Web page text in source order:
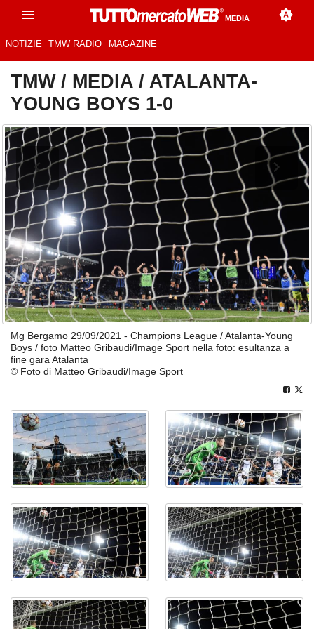
MEDIA
NOTIZIE TMW RADIO MAGAZINE
TMW/ MEDIA / ATALANTA-
YOUNG BOYS 1-0
Mg Bergamo 29/09/2021 - Champions League / Atalanta-Young
Boys / foto Matteo Gribaudi/Image Sport nella foto: esultanza a
fine gara Atalanta
© Foto di Matteo Gribaudi/Image Sport